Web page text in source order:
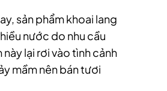
sản phẩm khoai lang
nước do nhu cầu
lại rơi vào tình cảnh
mầm nên bán tươi